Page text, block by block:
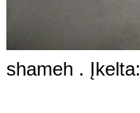
shameh . Įkelta: